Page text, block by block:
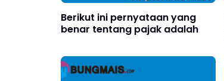
Berikut ini pernyataan yang
benar tentang pajak adalah